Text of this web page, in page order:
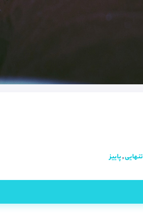
تنهایی,پاییز